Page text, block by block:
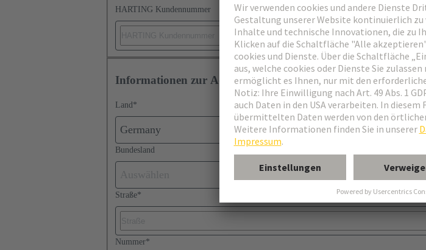
HARTING Kundennummer
Informationen zur Adresse
Land *
Germany
Bundesland
Straße*
Nummer*